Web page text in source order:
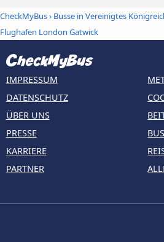
CheckMyBus› Busse in Vereinigtes
Flughafen London Gatwick
IMPRESSUM
DATENSCHUTZ
ÜBER UNS
PRESSE
KARRIERE
PARTNER